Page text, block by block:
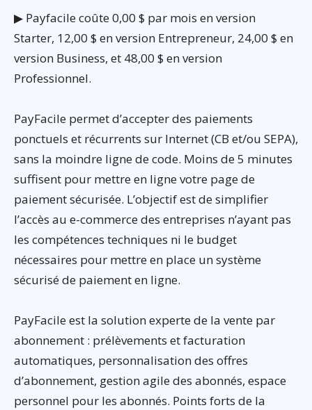
▶ Payfacile coûte 0,00 $ par mois en version
Starter, 12,00 $ en version Entrepreneur, 24,00 $ en
version Business, et 48,00 $ en version
Professionnel.
PayFacile permet d’accepter des paiements
ponctuels et récurrents sur Internet (CB et/ou SEPA),
sans la moindre ligne de code. Moins de 5 minutes
suffisent pour mettre en ligne votre page de
paiement sécurisée. L’objectif est de simplifier
l’accès au e-commerce des entreprises n’ayant pas
les compétences techniques ni le budget
nécessaires pour mettre en place un système
sécurisé de paiement en ligne.
PayFacile est la solution experte de la vente par
abonnement : prélèvements et facturation
automatiques, personnalisation des offres
d’abonnement, gestion agile des abonnés, espace
personnel pour les abonnés. Points forts de la